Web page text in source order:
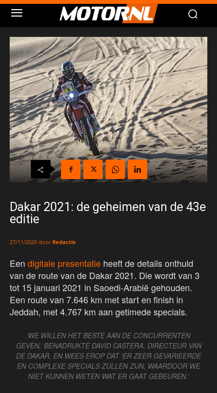
Dakar 2021: de geheimen van de 43e
editie
27/11/2020 door Redactie
Een digitale presentatie heeft de details onthuld
van de route van de Dakar 2021. Die wordt van 3
tot 15 januari 2021 in Saoedi-Arabië gehouden.
Een route van 7.646 km met start en finish in
Jeddah, met 4.767 km aan getimede specials.
‘WE WILLEN HET BESTE AAN DE CONCURRENTEN
GEVEN,’ BENADRUKTE DAVID CASTERA, DIRECTEUR VAN
DE DAKAR, EN WEES EROP DAT ‘ER ZEER GEVARIEERDE
EN COMPLEXE SPECIALS ZULLEN ZIJN, WAARDOOR WE
NIET KUNNEN WETEN WAT ER GAAT GEBEUREN.’